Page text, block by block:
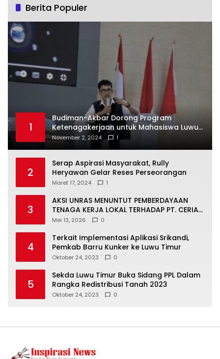
Berita Populer
1
Budiman-Akbar Dorong Program
Ketenagakerjaan untuk Mahasiswa Luwu
Timur, Juru Bicara: Ini Peluang Nyata bagi
November 2, 2024 1
2
Serap Aspirasi Masyarakat, Rully
Heryawan Gelar Reses Perseorangan
Maret 17, 2024 1
3
AKSI UNRAS MENUNTUT PEMBERDAYAAN
TENAGA KERJA LOKAL TERHADAP PT. CERIA
NUGRAHA LESTARI
Mei 13, 2026 0
4
Terkait Implementasi Aplikasi Srikandi,
Pemkab Barru Kunker ke Luwu Timur
Oktober 24, 2023 0
5
Sekda Luwu Timur Buka Sidang PPL Dalam
Rangka Redistribusi Tanah 2023
Oktober 24, 2023 0